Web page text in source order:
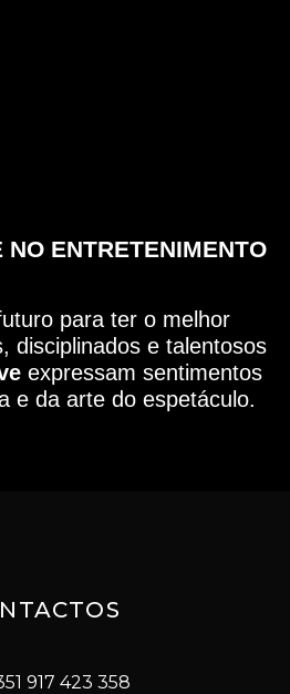
ENTRETENIMENTO
para ter o melhor
disciplinados e talentosos
expressam sentimentos
e da arte do espetáculo.
917 423 358